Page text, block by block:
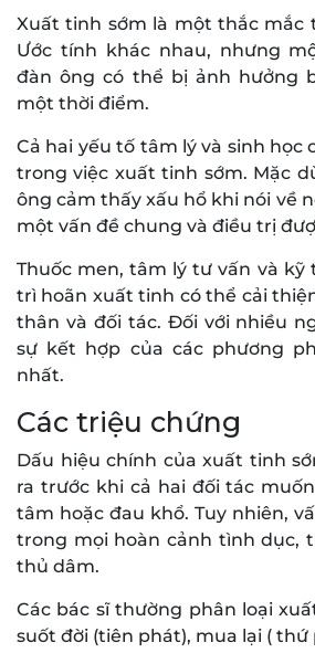
Xuất tinh sớm là một thắc mắc
Ước tính khác nhau, nhưng
đàn ông có thể bị ảnh hưởng
một thời điểm.
Cả hai yếu tố tâm lý và sinh học
trong việc xuất tinh sớm. Mặc
ông cảm thấy xấu hổ khi nói về
một vấn đề chung và điều trị
Thuốc men, tâm lý tư vấn và
trì hoãn xuất tinh có thể cải
thân và đối tác. Đối với nhiều
sự kết hợp của các phương
nhất.
Các triệu chứng
Dấu hiệu chính của xuất tinh
ra trước khi cả hai đối tác
tâm hoặc đau khổ. Tuy nhiên,
trong mọi hoàn cảnh tình dục,
thủ dâm.
Các bác sĩ thường phân loại
suốt đời (tiên phát), mua lại ( thứ